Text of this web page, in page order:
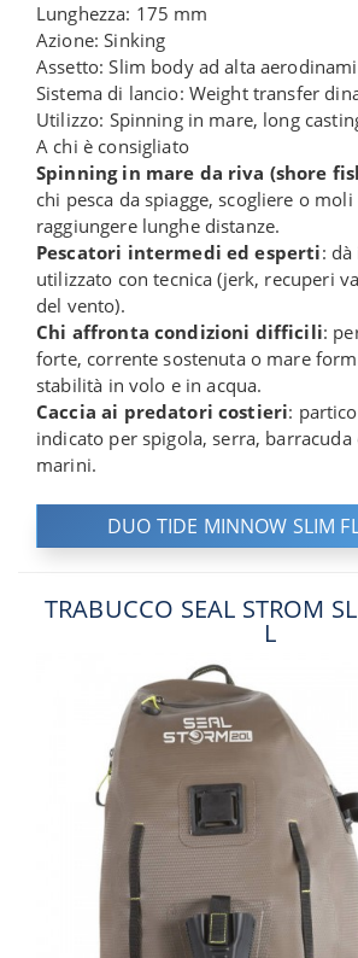
Lunghezza: 175 mm
Azione: Sinking
Assetto: Slim body ad alta
Sistema di lancio: Weight transfer
Utilizzo: Spinning in mare, long
A chi è consigliato
Spinning in mare da riva (shore
chi pesca da spiagge, scogliere o
raggiungere lunghe distanze.
Pescatori intermedi ed esperti:
utilizzato con tecnica (jerk, recuperi
del vento).
Chi affronta condizioni difficili:
forte, corrente sostenuta o mare
stabilità in volo e in acqua.
Caccia ai predatori costieri:
indicato per spigola, serra,
marini.
DUO TIDE MINNOW SLIM
TRABUCCO SEAL STROM
L